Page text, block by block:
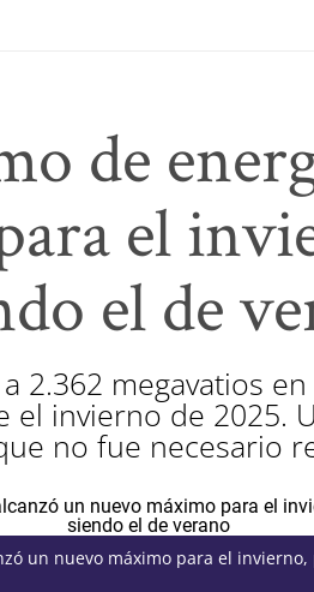
de
el
el de
2.362 megavatios
el invierno de 2025.
no fue necesario
un nuevo máximo para el